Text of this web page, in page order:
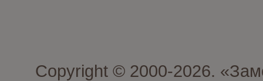
Copyright © 2000-2026.